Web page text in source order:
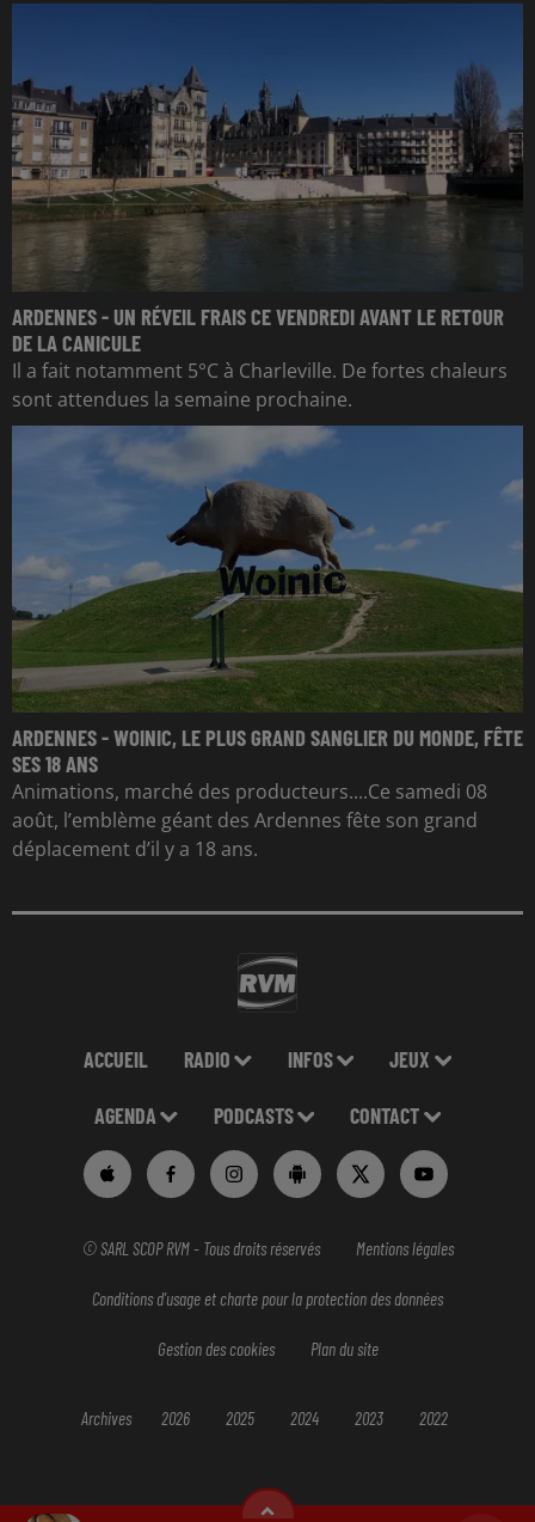
ARDENNES - UN RÉVEIL FRAIS CE VENDREDI AVANT LE RETOUR
DE LA CANICULE
Il a fait notamment 5°C à Charleville. De fortes chaleurs
sont attendues la semaine prochaine.
ARDENNES - WOINIC, LE PLUS GRAND SANGLIER DU MONDE, FÊTE
SES 18 ANS
Animations, marché des producteurs....Ce samedi 08
août, l’emblème géant des Ardennes fête son grand
déplacement d’il y a 18 ans.
ACCUEIL RADIO INFOS JEUX
AGENDA PODCASTS CONTACT
© SARL SCOP RVM - Tous droits réservés Mentions légales
Conditions d'usage et charte pour la protection des données
Gestion des cookies Plan du site
Archives 2026 2025 2024 2023 2022